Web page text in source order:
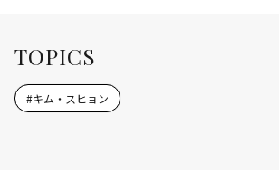
TOPICS
#キム・スヒョン